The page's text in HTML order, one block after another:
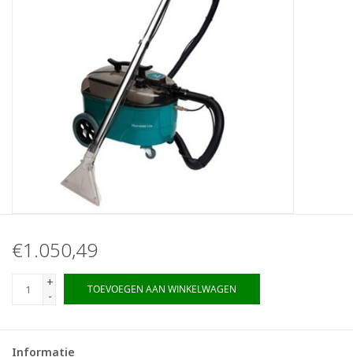
€1.050,49
+
-
TOEVOEGEN AAN WINKELWAGEN
Informatie